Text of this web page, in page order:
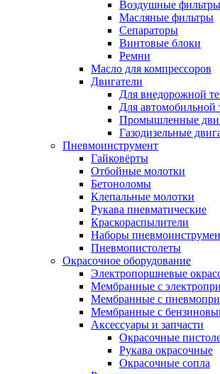
Воздушные фильтры
Масляные фильтры
Сепараторы
Винтовые блоки
Ремни
Масло для компрессоров
Двигатели
Для внедорожной
Для автомобильной
Промышленные
Газодизельные
Пневмоинструмент
Гайковёрты
Отбойные молотки
Бетоноломы
Клепальные молотки
Рукава пневматические
Краскораспылители
Наборы
Пневмопистолеты
Окрасочное оборудование
Электропоршневые
Мембранные с
Мембранные с
Мембранные с
Аксессуары и запчасти
Окрасочные
Рукава окрасочные
Окрасочные сопла